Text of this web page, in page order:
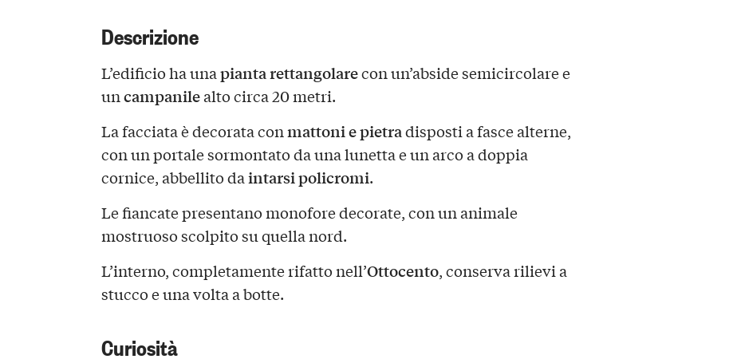
Descrizione
L’edificio ha unapianta rettangolarecon un’abside semicircolare e
uncampanilealto circa 20 metri.
La facciata è decorata conmattoni e pietradisposti a fasce alterne,
con un portale sormontato da una lunetta e un arco a doppia
cornice, abbellito daintarsi policromi.
Le fiancate presentano monofore decorate, con un animale
mostruoso scolpito su quella nord.
L’interno, completamente rifatto nell’Ottocento, conserva rilievi a
stucco e una volta a botte.
Curiosità